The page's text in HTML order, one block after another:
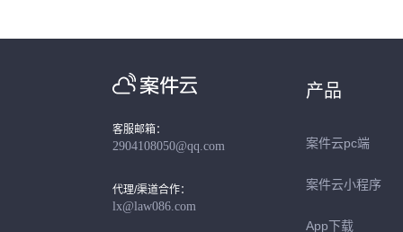
客服邮箱：
2904108050@qq.com
代理/渠道合作：
lx@law086.com
产品
案件云pc端
案件云小程序
App下载